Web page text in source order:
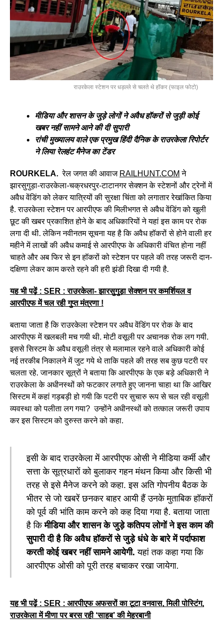
राउरकेला स्टेशन पर धड़ल्ले से चलते थे हॉकर (फाइल फोटो)
मीडिया और शासन के जुड़े लोगों ने अवैध हॉकरों से जुड़ी कोई
खबर नहीं सामने आने की दी सुपारी
रांची मुख्यालय वाले एक प्रमुख हिंदी दैनिक के राउरकेला रिपोर्टर
ने लिया रेलहंट मैनेज का टेंडर
ROURKELA. रेल जगत की आवाज RAILHUNT.COM ने
झारसुगुड़ा-राउरकेला-चक्रधरपुर-टाटानगर सेक्शन के स्टेशनों और ट्रेनों में
अवैध वेंडिंग को लेकर यात्रियों की सुरक्षा चिंता को लगातार रेखांकित किया
है. राउरकेला स्टेशन पर आरपीएफ की मिलीभगत से अवैध वेंडिंग को खुली
छूट की खबर प्रकाशित होने के बाद अधिकारियों ने यहां इस काम पर रोक
लगा दी थी. लेकिन नवीनतम सूचना यह है कि अवैध हॉकरों से होने वाली हर
महीने में लाखों की अवैध कमाई से आरपीएफ के अधिकारी वंचित होना नहीं
चाहते और अब फिर से इन हॉकरों को स्टेशन पर पहले की तरह जरूरी दान-
दक्षिणा लेकर काम करते रहने की हरी झंडी दिखा दी गयी है.
यह भी पढ़ें : SER : राउरकेला- झारसुगुड़ा सेक्शन पर कमर्शियल व
आरपीएफ में चल रही गुप्त मंत्रणा !
बताया जाता है कि राउरकेला स्टेशन पर अवैध वेंडिंग पर रोक के बाद
आरपीएफ में खलबली मच गयी थी. मोटी वसूली पर अचानक रोक लग गयी.
इससे सिस्टम के अवैध वसूली तंत्र से मलामाल रहने वाले अधिकारी कोई
नई तरकीब निकालने में जुट गये थे ताकि पहले की तरह सब कुछ पटरी पर
चलता रहे. जानकार सूत्रों ने बताया कि आरपीएफ के एक बड़े अधिकारी ने
राउरकेला के अधीनस्थों को फटकार लगाते हुए जानना चाहा था कि आखिर
सिस्टम में कहां गड़बड़ी हो गयी कि पटरी पर सुचारु रूप से चल रही वसूली
व्यवस्था को पलीता लग गया? उन्होंने अधीनस्थों को तत्काल जरूरी उपाय
कर इस सिस्टम को दुरुस्त करने को कहा.
इसी के बाद राउरकेला में आरपीएफ ओसी ने मीडिया कर्मी और
सत्ता के सूत्रधारों को बुलाकर गहन मंथन किया और किसी भी
तरह से इसे मैनेज करने को कहा. इस अति गोपनीय बैठक के
भीतर से जो खबरें छनकर बाहर आयी हैं उनके मुताबिक हॉकरों
को पूर्व की भांति काम करने को कह दिया गया है. बताया जाता
है किमीडिया और शासन के जुड़े कतिपय लोगों ने इस काम की
सुपारी दी है कि अवैध हॉकरों से जुड़े धंधे के बारे में पर्दाफाश
करती कोई खबर नहीं सामने आयेगी. यहां तक कहा गया कि
आरपीएफ ओसी को पूरी तरह बचाकर रखा जायेगा.
यह भी पढ़ें : SER : आरपीएफ अफसरों का टूटा वनवास, मिली पोस्टिंग,
राउरकेला में मीणा पर बरस रही ‘साहब’ की मेहरबानी